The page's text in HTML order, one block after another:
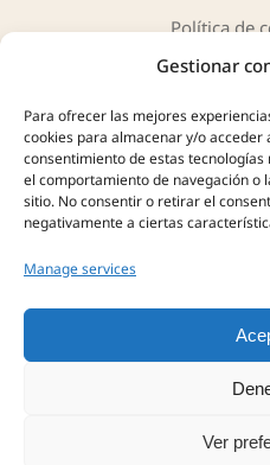
Gestionar
Para ofrecer las mejores
cookies para almacenar y/o acceder
consentimiento de estas
el comportamiento de navegación o
sitio. No consentir o retirar el
negativamente a ciertas
Manage services
Ver
Política de
JH Antiques and Art offers a
unique pieces, works of art,
40 years of experience
appraisal, and sale of